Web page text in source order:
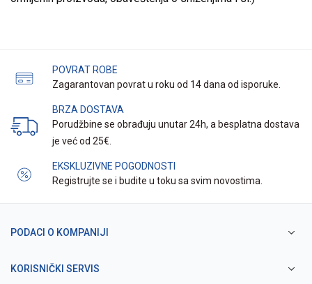
POVRAT ROBE
Zagarantovan povrat u roku od 14 dana od isporuke.
BRZA DOSTAVA
Porudžbine se obrađuju unutar 24h, a besplatna dostava
je već od 25€.
EKSKLUZIVNE POGODNOSTI
Registrujte se i budite u toku sa svim novostima.
PODACI O KOMPANIJI
KORISNIČKI SERVIS